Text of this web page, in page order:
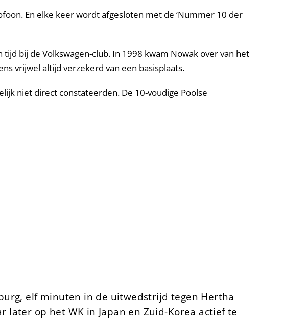
En elke keer wordt afgesloten met de ‘Nummer 10 der
bij de Volkswagen-club. In 1998 kwam Nowak over van het
vrijwel altijd verzekerd van een basisplaats.
niet direct constateerden. De 10-voudige Poolse
elf minuten in de uitwedstrijd tegen Hertha
later op het WK in Japan en Zuid-Korea actief te